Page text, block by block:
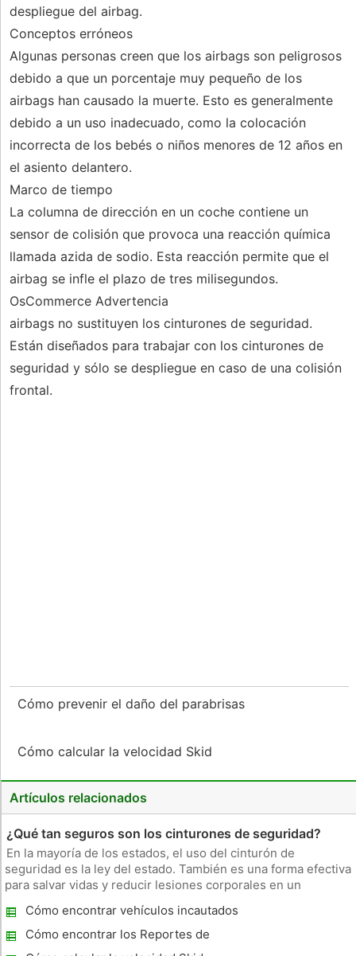
despliegue del airbag.
Conceptos erróneos
Algunas personas creen que los airbags son peligrosos
debido a que un porcentaje muy pequeño de los
airbags han causado la muerte. Esto es generalmente
debido a un uso inadecuado, como la colocación
incorrecta de los bebés o niños menores de 12 años en
el asiento delantero.
Marco de tiempo
La columna de dirección en un coche contiene un
sensor de colisión que provoca una reacción química
llamada azida de sodio. Esta reacción permite que el
airbag se infle el plazo de tres milisegundos.
OsCommerce Advertencia
airbags no sustituyen los cinturones de seguridad.
Están diseñados para trabajar con los cinturones de
seguridad y sólo se despliegue en caso de una colisión
frontal.
Cómo prevenir el daño del parabrisas
Cómo calcular la velocidad Skid
Artículos relacionados
¿Qué tan seguros son los cinturones de seguridad?
En la mayoría de los estados, el uso del cinturón de
seguridad es la ley del estado. También es una forma efectiva
para salvar vidas y reducir lesiones corporales en un
seguridad es parte de la conducción segura. Seguridad El uso
de un c
Cómo encontrar vehículos incautados
Cómo encontrar los Reportes de